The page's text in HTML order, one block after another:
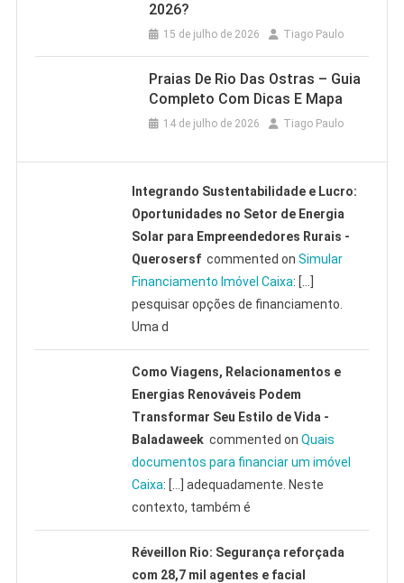
2026?
15 de julho de 2026 Tiago Paulo
Praias De Rio Das Ostras – Guia
Completo Com Dicas E Mapa
14 de julho de 2026 Tiago Paulo
Integrando Sustentabilidade e Lucro:
Oportunidades no Setor de Energia
Solar para Empreendedores Rurais -
Querosersf commented onSimular
Financiamento Imóvel Caixa: […]
pesquisar opções de financiamento.
Uma d
Como Viagens, Relacionamentos e
Energias Renováveis Podem
Transformar Seu Estilo de Vida -
Baladaweek commented onQuais
documentos para financiar um imóvel
Caixa: […] adequadamente. Neste
contexto, também é
Réveillon Rio: Segurança reforçada
com 28,7 mil agentes e facial